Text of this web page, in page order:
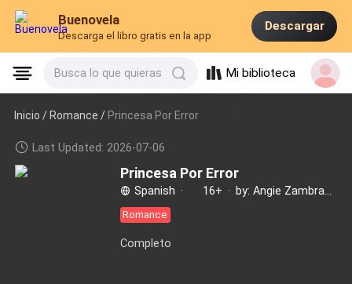
Buenovela
Descarga el libro gratis en la app
Descargar
Busca lo que quieras Mi biblioteca
Inicio /Romance / Princesa Por Error
Last Updated: 2026-07-06
Princesa Por Error
Spanish · 16+ ·
Romance
Completo